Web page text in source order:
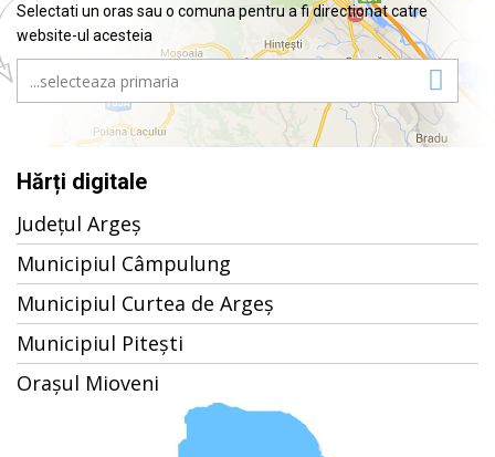
Selectati un oras sau o comuna pentru a fi directionat catre
website-ul acesteia
Hărți digitale
Județul Argeș
Municipiul Câmpulung
Municipiul Curtea de Argeș
Municipiul Pitești
Orașul Mioveni